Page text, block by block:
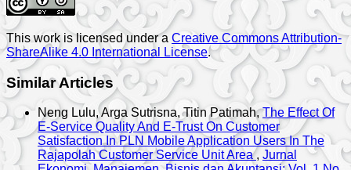
This work is licensed under a Creative Commons Attribution-
ShareAlike 4.0 International License.
Similar Articles
Neng Lulu, Arga Sutrisna, Titin Patimah,The Effect Of
E-Service Quality And E-Trust On Customer
Satisfaction In PLN Mobile Application Users In The
Rajapolah Customer Service Unit Area, Jurnal